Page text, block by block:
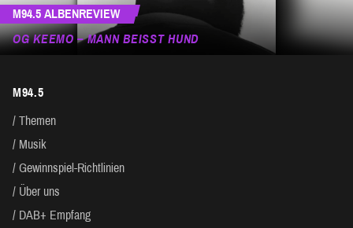
M94.5 ALBENREVIEW
OG KEEMO – MANN BEISST HUND
M94.5
Themen
Musik
Gewinnspiel-Richtlinien
Über uns
DAB+ Empfang